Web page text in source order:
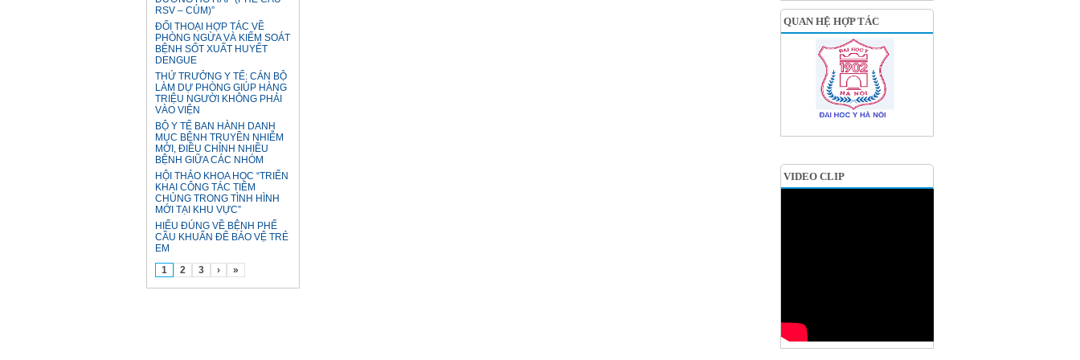
RSV – CÚM)”
ĐỐI THOẠI HỢP TÁC VỀ
PHÒNG NGỪA VÀ KIỂM SOÁT
BỆNH SỐT XUẤT HUYẾT
DENGUE
THỨ TRƯỞNG Y TẾ: CÁN BỘ
LÀM DỰ PHÒNG GIÚP HÀNG
TRIỆU NGƯỜI KHÔNG PHẢI
VÀO VIỆN
BỘ Y TẾ BAN HÀNH DANH
MỤC BỆNH TRUYỀN NHIỄM
MỚI, ĐIỀU CHỈNH NHIỀU
BỆNH GIỮA CÁC NHÓM
HỘI THẢO KHOA HỌC “TRIỂN
KHAI CÔNG TÁC TIÊM
CHỦNG TRONG TÌNH HÌNH
MỚI TẠI KHU VỰC”
HIỂU ĐÚNG VỀ BỆNH PHẾ
CẦU KHUẨN ĐỂ BẢO VỆ TRẺ
EM
1
2 3 › »
QUAN HỆ HỢP TÁC
VIDEO CLIP